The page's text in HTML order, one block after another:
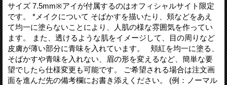
サイズ 7.5mm※アイが付属するのはオフィシャルサイト限定
です。 *メイクについて そばかすを描いたり、頬などをあえ
て均一に塗らないことにより、人肌の様な雰囲気を作ってい
ます。 また、透けるような肌をイメージして、目の周りなど
皮膚が薄い部分に青味を入れています。 頬紅を均一に塗る、
そばかすや青味を入れない、眉の形を変えるなど、簡単な要
望でしたら仕様変更も可能です。 ご希望される場合は注文画
面を進んだ先の備考欄にお書き添えください。 (例：ノーマル